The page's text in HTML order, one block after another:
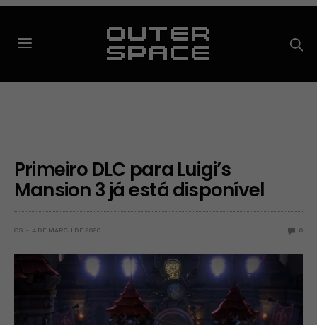
Primeiro DLC para Luigi’s
Mansion 3 já está disponível
OS 4 DE MARCH DE 2020 0